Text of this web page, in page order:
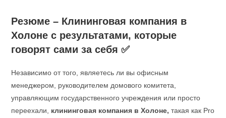
Резюме – Клининговая компания в
Холоне с результатами, которые
говорят сами за себя ✅
Независимо от того, являетесь ли вы офисным
менеджером, руководителем домового комитета,
управляющим государственного учреждения или просто
переехали, клининговая компания в Холоне, такая как Pro